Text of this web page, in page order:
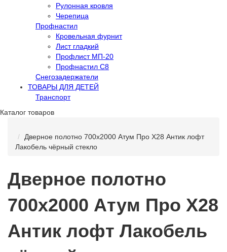
Рулонная кровля
Черепица
Профнастил
Кровельная фурнит
Лист гладкий
Профлист МП-20
Профнастил С8
Снегозадержатели
ТОВАРЫ ДЛЯ ДЕТЕЙ
Транспорт
Каталог товаров
Дверное полотно 700x2000 Атум Про Х28 Антик лофт
Лакобель чёрный стекло
Дверное полотно
700x2000 Атум Про Х28
Антик лофт Лакобель